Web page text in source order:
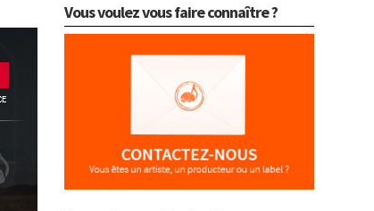
Vous voulez vous faire connaître ?